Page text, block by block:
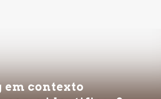
contexto